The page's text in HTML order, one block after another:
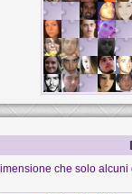
che solo